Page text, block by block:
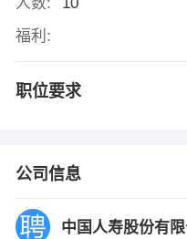
福利:
职位要求
公司信息
中国人寿股份有